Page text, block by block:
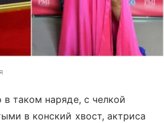
в таком наряде, с челкой
в конский хвост, актриса